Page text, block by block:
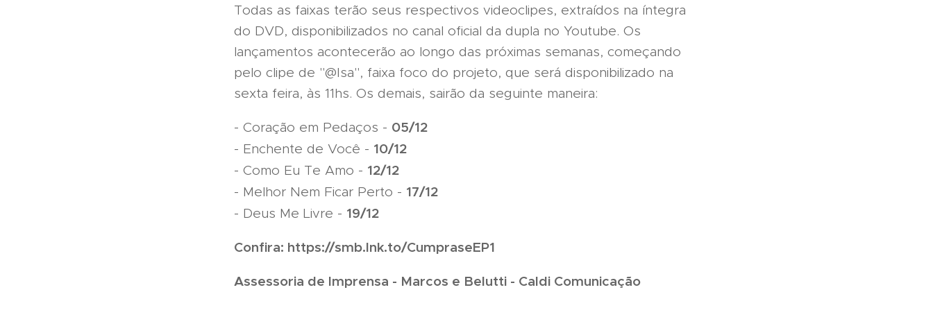
Todas as faixas terão seus respectivos videoclipes, extraídos na íntegra
do DVD, disponibilizados no canal oficial da dupla no Youtube. Os
lançamentos acontecerão ao longo das próximas semanas, começando
pelo clipe de "@Isa", faixa foco do projeto, que será disponibilizado na
sexta feira, às 11hs. Os demais, sairão da seguinte maneira:
- Coração em Pedaços - 05/12
- Enchente de Você - 10/12
- Como Eu Te Amo - 12/12
- Melhor Nem Ficar Perto - 17/12
- Deus Me Livre - 19/12
Confira: https://smb.lnk.to/CumpraseEP1
Assessoria de Imprensa - Marcos e Belutti - Caldi Comunicação